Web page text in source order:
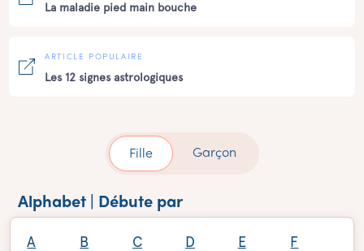
La maladie pied main bouche
ARTICLE POPULAIRE
Les 12 signes astrologiques
Fille Garçon
Alphabet | Débute par
A B C D E
F